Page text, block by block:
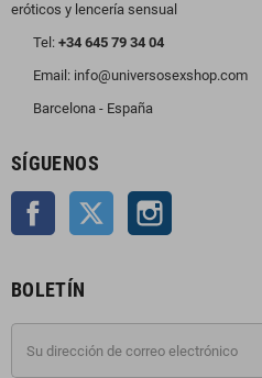
eróticos y lencería sensual
Tel: +34 645 79 34 04
Email: info@universosexshop.com
Barcelona - España
SÍGUENOS
Facebook Twitter
BOLETÍN